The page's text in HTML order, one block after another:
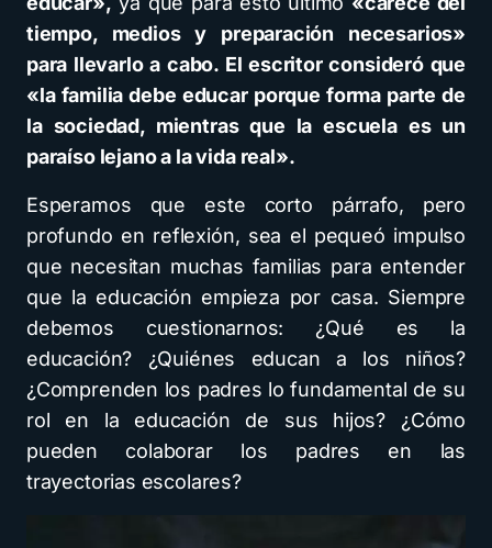
tiempo, medios y preparación necesarios»
para llevarlo a cabo. El escritor consideró que
«la familia debe educar porque forma parte de
la sociedad, mientras que la escuela es un
paraíso lejano a la vida real».
Esperamos que este corto párrafo, pero
profundo en reflexión, sea el pequeó impulso
que necesitan muchas familias para entender
que la educación empieza por casa. Siempre
debemos cuestionarnos: ¿Qué es la
educación? ¿Quiénes educan a los niños?
¿Comprenden los padres lo fundamental de su
rol en la educación de sus hijos? ¿Cómo
pueden colaborar los padres en las
trayectorias escolares?